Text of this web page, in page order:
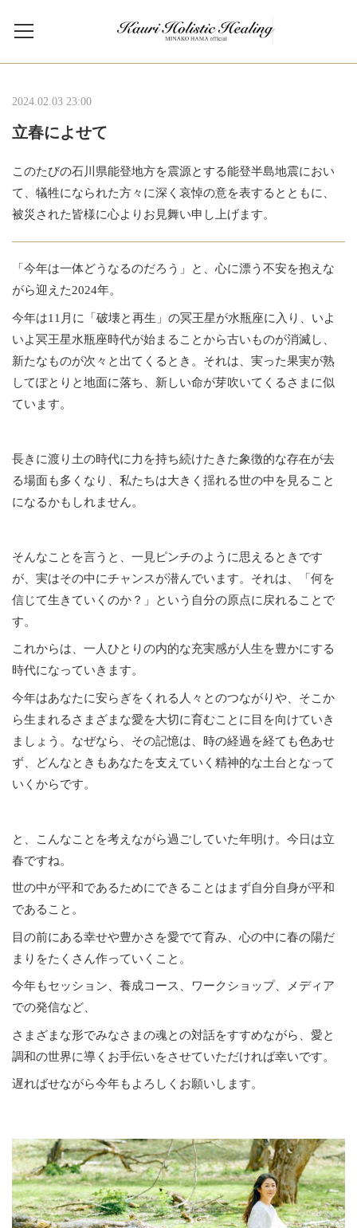
2024.02.03 23:00
立春によせて
このたびの石川県能登地方を震源とする能登半島地震におい
て、犠牲になられた方々に深く哀悼の意を表するとともに、
被災された皆様に心よりお見舞い申し上げます。
「今年は一体どうなるのだろう」と、心に漂う不安を抱えな
がら迎えた2024年。
今年は11月に「破壊と再生」の冥王星が水瓶座に入り、いよ
いよ冥王星水瓶座時代が始まることから古いものが消滅し、
新たなものが次々と出てくるとき。それは、実った果実が熟
してぽとりと地面に落ち、新しい命が芽吹いてくるさまに似
ています。
長きに渡り土の時代に力を持ち続けたきた象徴的な存在が去
る場面も多くなり、私たちは大きく揺れる世の中を見ること
になるかもしれません。
そんなことを言うと、一見ピンチのように思えるときです
が、実はその中にチャンスが潜んでいます。それは、「何を
信じて生きていくのか？」という自分の原点に戻れることで
す。
これからは、一人ひとりの内的な充実感が人生を豊かにする
時代になっていきます。
今年はあなたに安らぎをくれる人々とのつながりや、そこか
ら生まれるさまざまな愛を大切に育むことに目を向けていき
ましょう。なぜなら、その記憶は、時の経過を経ても色あせ
ず、どんなときもあなたを支えていく精神的な土台となって
いくからです。
と、こんなことを考えながら過ごしていた年明け。今日は立
春ですね。
世の中が平和であるためにできることはまず自分自身が平和
であること。
目の前にある幸せや豊かさを愛でて育み、心の中に春の陽だ
まりをたくさん作っていくこと。
今年もセッション、養成コース、ワークショップ、メディア
での発信など、
さまざまな形でみなさまの魂との対話をすすめながら、愛と
調和の世界に導くお手伝いをさせていただければ幸いです。
遅ればせながら今年もよろしくお願いします。